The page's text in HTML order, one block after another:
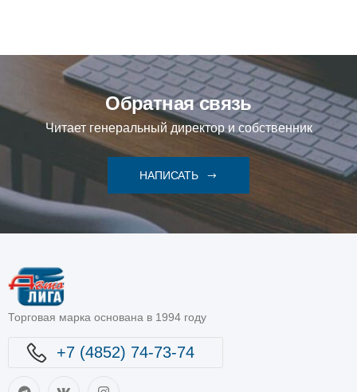
Обратная связь
Читает генеральный директор и собственник
НАПИСАТЬ
Торговая марка основана в 1994 году
+7 (4852) 74-73-74